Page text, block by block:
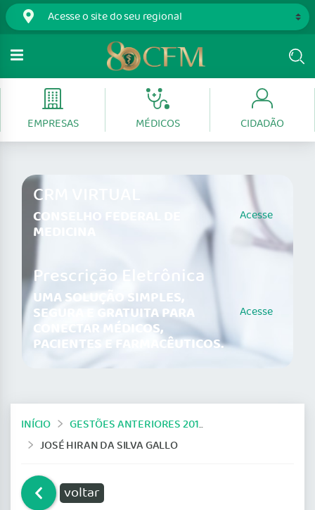
EMPRESAS MÉDICOS CIDADÃO
CRM VIRTUAL
CONSELHO FEDERAL DE
MEDICINA
Acesse
Prescrição Eletrônica
UMA SOLUÇÃO SIMPLES,
SEGURA E GRATUITA PARA
CONECTAR MÉDICOS,
PACIENTES E FARMACÊUTICOS.
Acesse
INÍCIO
GESTÕES ANTERIORES 2014-2019
JOSÉ HIRAN DA SILVA GALLO
voltar